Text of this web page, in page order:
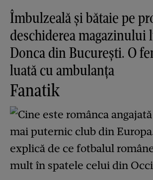
Îmbulzeală și bătaie pe
deschiderea magazinului
Donca din București. O
luată cu ambulanța
Fanatik